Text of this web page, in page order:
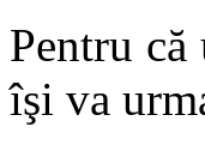
Pentru
îşi va